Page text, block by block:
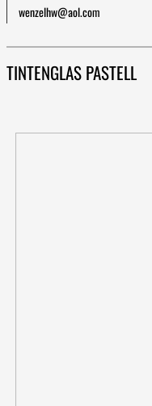
wenzelhw@aol.com
TINTENGLAS PASTELL